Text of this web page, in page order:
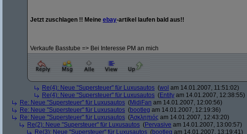
Jetzt zuschlagen !! Meine ebay-artikel laufen bald aus!!
Verkaufe Basstube => Bei Interesse PM an mich
Re(4): Neue "Supersteuer" für Luxusautos (wol am 14.01.2007, 11:51:02)
Re(4): Neue "Supersteuer" für Luxusautos (Entity am 14.01.2007, 12:38:55)
Re: Neue "Supersteuer" für Luxusautos (MidiFan am 14.01.2007, 12:00:56)
Re: Neue "Supersteuer" für Luxusautos (bootleg am 14.01.2007, 12:19:36)
Re: Neue "Supersteuer" für Luxusautos (Ἀσκληπιός am 14.01.2007, 12:43:20)
Re(2): Neue "Supersteuer" für Luxusautos (Pervasive am 14.01.2007, 13:00:57)
Re(3): Neue "Supersteuer" für Luxusautos (bootleg am 14.01.2007, 13:19:41)